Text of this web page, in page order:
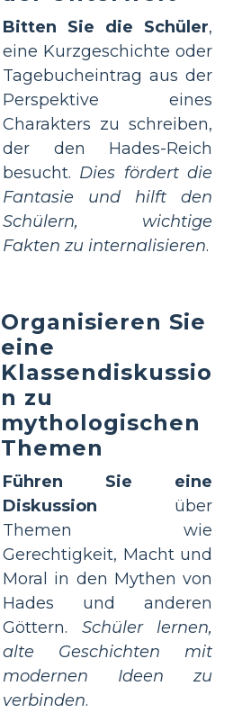
Bitten Sie die Schüler,
eine Kurzgeschichte oder
Tagebucheintrag aus der
Perspektive eines
Charakters zu schreiben,
der den Hades-Reich
besucht. Dies fördert die
Fantasie und hilft den
Schülern, wichtige
Fakten zu internalisieren.
Organisieren Sie
eine
Klassendiskussio
n zu
mythologischen
Themen
Führen Sie eine
Diskussion über
Themen wie
Gerechtigkeit, Macht und
Moral in den Mythen von
Hades und anderen
Göttern. Schüler lernen,
alte Geschichten mit
modernen Ideen zu
verbinden.